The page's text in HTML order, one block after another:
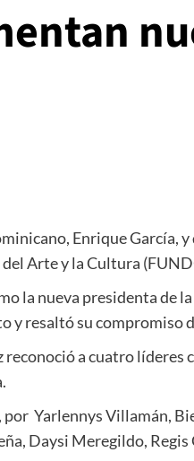
Enrique
Arte y la Cultura
la nueva presidenta de
y resaltó su
reconoció a cuatro
por Yarlennys Villamán,
Daysi Meregildo,